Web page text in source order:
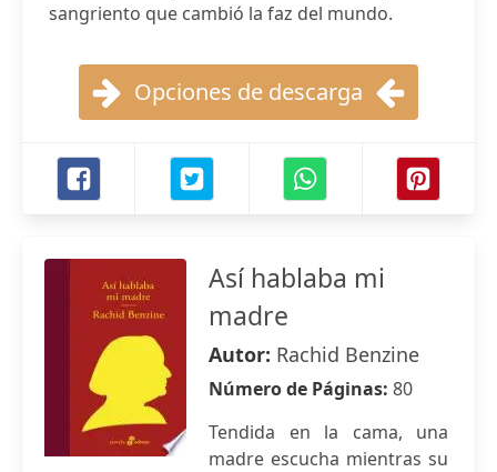
sangriento que cambió la faz del mundo.
Opciones de descarga
Así hablaba mi
madre
Autor: Rachid Benzine
Número de Páginas: 80
Tendida en la cama, una
madre escucha mientras su